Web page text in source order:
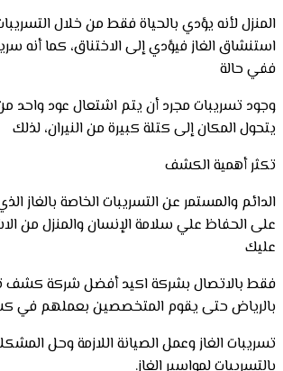
المنزل لأنه يؤدي بالحياة فقط من خلال
استنشاق الغاز فيؤدي إلى الاختناق، كما أنه
ففي حالة
وجود تسريبات مجرد أن يتم اشتعال عود واحد
يتحول المكان إلى كتلة كبيرة من النيران، لذلك
تكثر أهمية الكشف
الدائم والمستمر عن التسريبات الخاصة بالغاز
على الحفاظ علي سلامة الإنسان والمنزل من
عليك
فقط بالاتصال بشركة اكيد أفضل شركة كشف
بالرياض حتى يقوم المتخصصين بعملهم في
تسريبات الغاز وعمل الصيانة اللازمة وحل